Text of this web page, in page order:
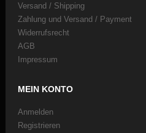
Versand / Shipping
Zahlung und Versand / Payment
Widerrufsrecht
AGB
Impressum
MEIN KONTO
Anmelden
Registrieren